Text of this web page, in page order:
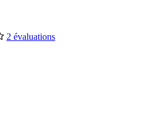
2 évaluations